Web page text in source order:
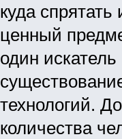
куда
ценный
один
технологий.
количества